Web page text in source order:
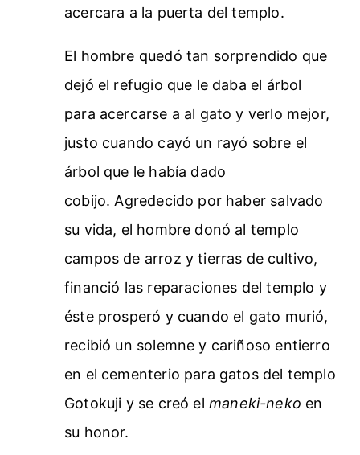
acercara a la puerta del templo.
El hombre quedó tan sorprendido que
dejó el refugio que le daba el árbol
para acercarse a al gato y verlo mejor,
justo cuando cayó un rayó sobre el
árbol que le había dado
cobijo. Agredecido por haber salvado
su vida, el hombre donó al templo
campos de arroz y tierras de cultivo,
financió las reparaciones del templo y
éste prosperó y cuando el gato murió,
recibió un solemne y cariñoso entierro
en el cementerio para gatos del templo
Gotokuji y se creó el maneki-neko en
su honor.